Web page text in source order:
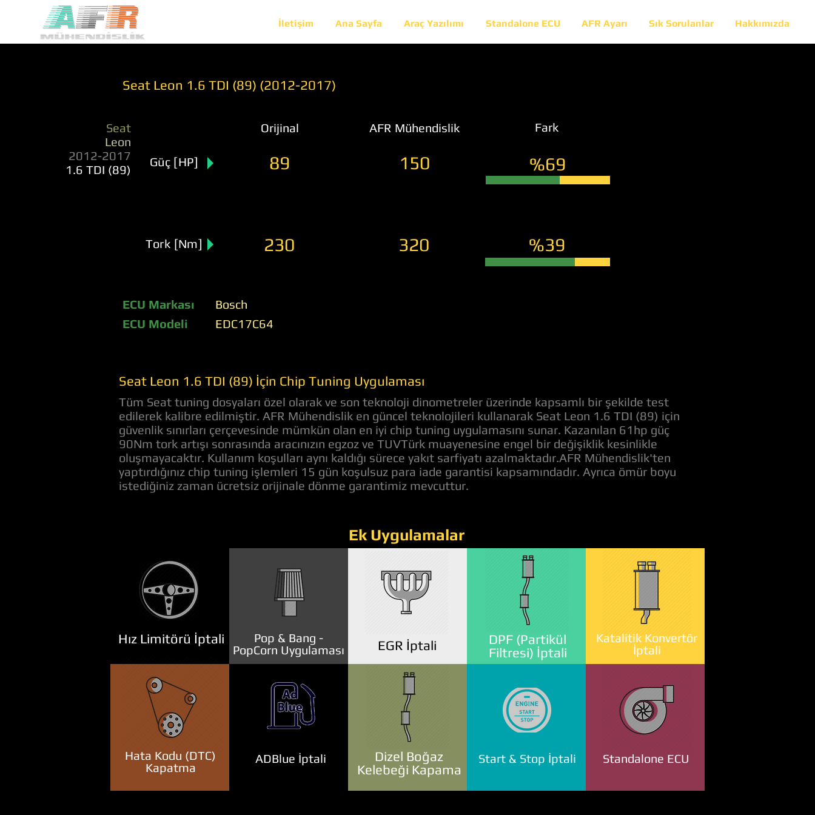
İletişim Ana Sayfa Araç Yazılımı Standalone ECU AFR Ayarı Sık Sorulanlar Hakkımızda
Seat Leon 1.6 TDI (89) (2012-2017)
Seat
Leon
2012-2017
1.6 TDI (89)
Orijinal AFR Mühendislik Fark
Güç [HP] 89 150 %69
Tork [Nm] 230 320 %39
ECU Markası
ECU Modeli
Bosch
EDC17C64
Seat Leon 1.6 TDI (89) İçin Chip Tuning Uygulaması
Tüm Seat tuning dosyaları özel olarak ve son teknoloji dinometreler üzerinde kapsamlı bir şekilde test
edilerek kalibre edilmiştir. AFR Mühendislik en güncel teknolojileri kullanarak Seat Leon 1.6 TDI (89) için
güvenlik sınırları çerçevesinde mümkün olan en iyi chip tuning uygulamasını sunar. Kazanılan 61hp güç
90Nm tork artışı sonrasında aracınızın egzoz ve TUVTürk muayenesine engel bir değişiklik kesinlikle
oluşmayacaktır. Kullanım koşulları aynı kaldığı sürece yakıt sarfiyatı azalmaktadır.AFR Mühendislik'ten
yaptırdığınız chip tuning işlemleri 15 gün koşulsuz para iade garantisi kapsamındadır. Ayrıca ömür boyu
istediğiniz zaman ücretsiz orijinale dönme garantimiz mevcuttur.
Ek Uygulamalar
Hız Limitörü İptali
Pop & Bang -
PopCorn Uygulaması
DPF (Partikül
Filtresi) İptali
Katalitik Konvertör
İptali
EGR İptali
Hata Kodu (DTC)
Kapatma
ADBlue İptali
Dizel Boğaz
Kelebeği Kapama
Start & Stop İptali Standalone ECU